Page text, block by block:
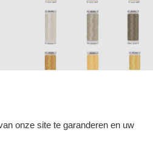
onze site te garanderen en uw